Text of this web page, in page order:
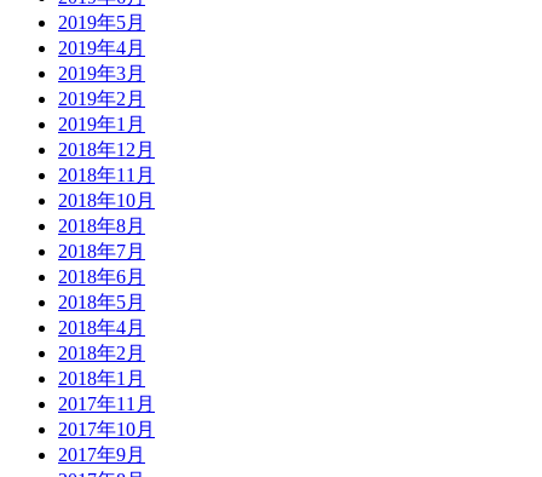
2019年5月
2019年4月
2019年3月
2019年2月
2019年1月
2018年12月
2018年11月
2018年10月
2018年8月
2018年7月
2018年6月
2018年5月
2018年4月
2018年2月
2018年1月
2017年11月
2017年10月
2017年9月